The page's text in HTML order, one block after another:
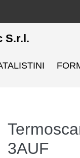
3AUF